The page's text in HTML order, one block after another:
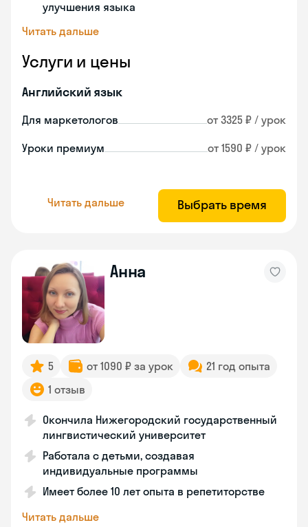
улучшения языка
Читать дальше
Услуги и цены
Английский язык
Для маркетологов от 3325 ₽ / урок
Уроки премиум от 1590 ₽ / урок
Читать дальше Выбрать время
Анна
5 от 1090 ₽ за урок
21 год опыта
1 отзыв
Окончила Нижегородский государственный
лингвистический университет
Работала с детьми, создавая
индивидуальные программы
Имеет более 10 лет опыта в репетиторстве
Читать дальше